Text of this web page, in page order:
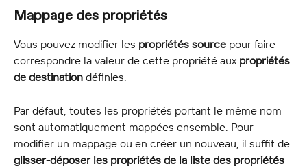
Mappage des propriétés
Vous pouvez modifier les propriétés source pour faire
correspondre la valeur de cette propriété aux propriétés
de destination définies.
Par défaut, toutes les propriétés portant le même nom
sont automatiquement mappées ensemble. Pour
modifier un mappage ou en créer un nouveau, il suffit de
glisser-déposer les propriétés de la liste des propriétés